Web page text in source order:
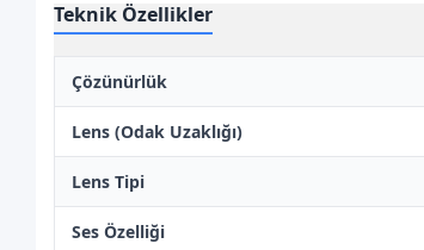
Teknik Özellikler
Çözünürlük
Lens (Odak Uzaklığı)
Lens Tipi
Ses Özelliği